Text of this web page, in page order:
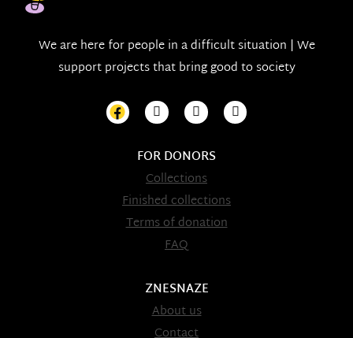
We are here for people in a difficult situation | We
support projects that bring good to society
FOR DONORS
Collections
Finished collections
Terms of donation
FAQ
ZNESNAZE
About us
Contact